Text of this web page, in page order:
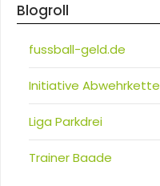
Blogroll
fussball-geld.de
Initiative Abwehrkette
Liga Parkdrei
Trainer Baade